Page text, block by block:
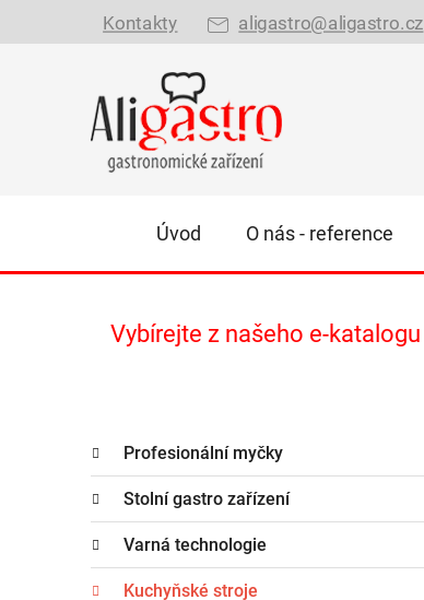
Kontakty aligastro@aligastro.cz
Úvod O nás - reference
r
a
n
n
í
p
Vybírejte z našeho e-katalogu
kategorie
a
t
g
o
r
Profesionální myčky
Stolní gastro zařízení
Varná technologie
Kuchyňské stroje